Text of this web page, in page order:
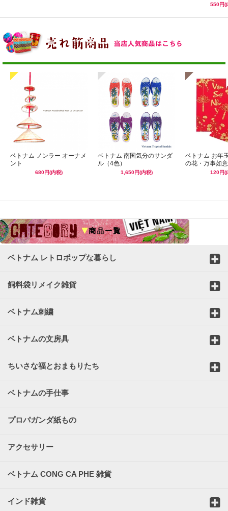
550円(
ベトナム ノンラー オーナメ
ント
680円(内税)
ベトナム 南国気分のサンダ
ル（4色）
1,650円(内税)
ベトナム お年
の花・万事如意
120円(
ベトナム レトロポップな暮らし
飼料袋リメイク雑貨
ベトナム刺繍
ベトナムの文房具
ちいさな福とおまもりたち
ベトナムの手仕事
プロパガンダ紙もの
アクセサリー
ベトナム CONG CA PHE 雑貨
インド雑貨